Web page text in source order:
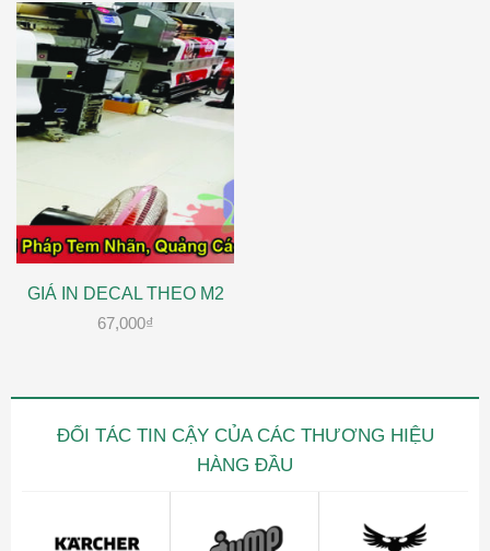
GIÁ IN DECAL THEO M2
67,000₫
ĐỐI TÁC TIN CẬY CỦA CÁC THƯƠNG HIỆU
HÀNG ĐẦU